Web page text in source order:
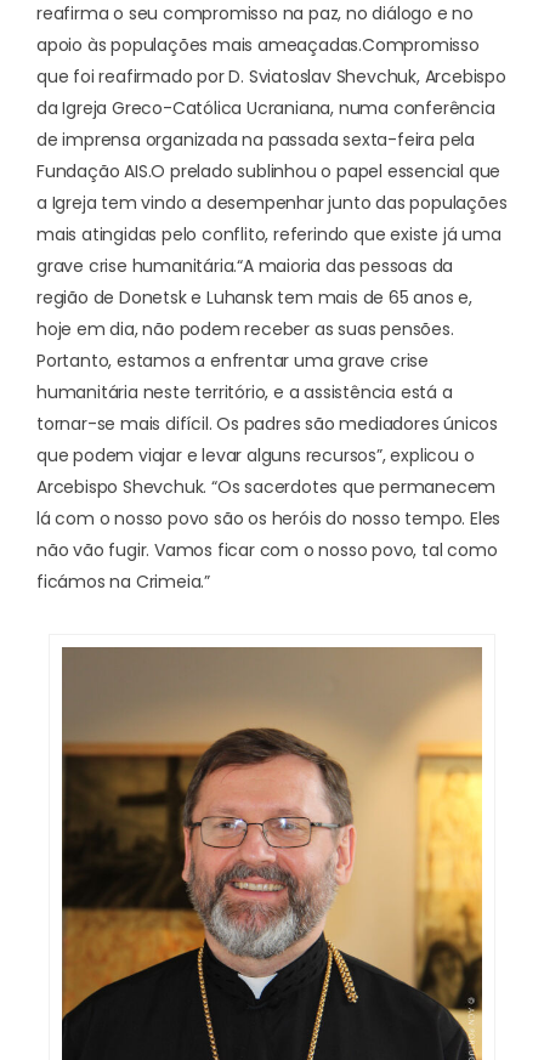
reafirma o seu compromisso na paz, no diálogo e no
apoio às populações mais ameaçadas.Compromisso
que foi reafirmado por D. Sviatoslav Shevchuk, Arcebispo
da Igreja Greco-Católica Ucraniana, numa conferência
de imprensa organizada na passada sexta-feira pela
Fundação AIS.O prelado sublinhou o papel essencial que
a Igreja tem vindo a desempenhar junto das populações
mais atingidas pelo conflito, referindo que existe já uma
grave crise humanitária.“A maioria das pessoas da
região de Donetsk e Luhansk tem mais de 65 anos e,
hoje em dia, não podem receber as suas pensões.
Portanto, estamos a enfrentar uma grave crise
humanitária neste território, e a assistência está a
tornar-se mais difícil. Os padres são mediadores únicos
que podem viajar e levar alguns recursos”, explicou o
Arcebispo Shevchuk. “Os sacerdotes que permanecem
lá com o nosso povo são os heróis do nosso tempo. Eles
não vão fugir. Vamos ficar com o nosso povo, tal como
ficámos na Crimeia.”